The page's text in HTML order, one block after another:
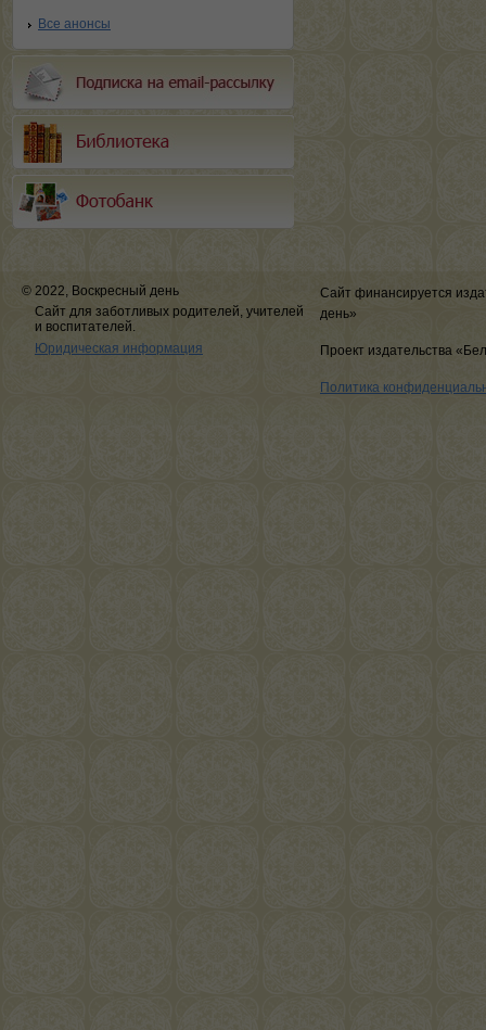
Все анонсы
© 2022, Воскресный день
Сайт для заботливых родителей, учителей
и воспитателей.
Юридическая информация
Сайт финансируется
день»
Проект издательства
Политика